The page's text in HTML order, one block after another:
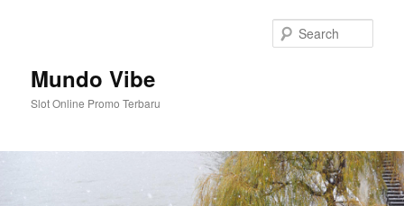
Mundo Vibe
Slot Online Promo Terbaru